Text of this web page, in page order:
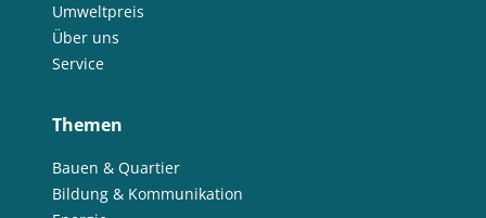
Umweltpreis
Über uns
Service
Themen
Bauen & Quartier
Bildung & Kommunikation